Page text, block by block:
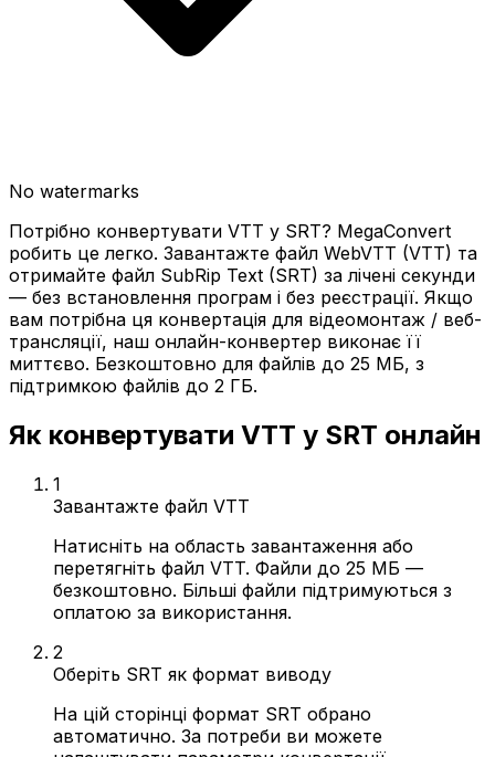
No watermarks
Потрібно конвертувати VTT у SRT? MegaConvert
робить це легко. Завантажте файл WebVTT (VTT) та
отримайте файл SubRip Text (SRT) за лічені секунди
— без встановлення програм і без реєстрації. Якщо
вам потрібна ця конвертація для відеомонтаж / веб-
трансляції, наш онлайн-конвертер виконає її
миттєво. Безкоштовно для файлів до 25 МБ, з
підтримкою файлів до 2 ГБ.
Як конвертувати VTT у SRT онлайн
1
Завантажте файл VTT
Натисніть на область завантаження або
перетягніть файл VTT. Файли до 25 МБ —
безкоштовно. Більші файли підтримуються з
оплатою за використання.
2
Оберіть SRT як формат виводу
На цій сторінці формат SRT обрано
автоматично. За потреби ви можете